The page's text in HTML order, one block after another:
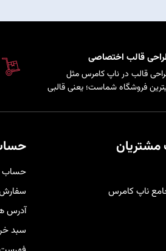
قالب اختصاصی
قالب در ناپ کامرس مثل
فروشگاه شماست؛ یعنی قالبی
شخصی‌سازی شده تا
راحت و لذت‌بخش را برای
کاربرانتان فراهم کند
ناپ کامرس
حساب
آدرس
سبد